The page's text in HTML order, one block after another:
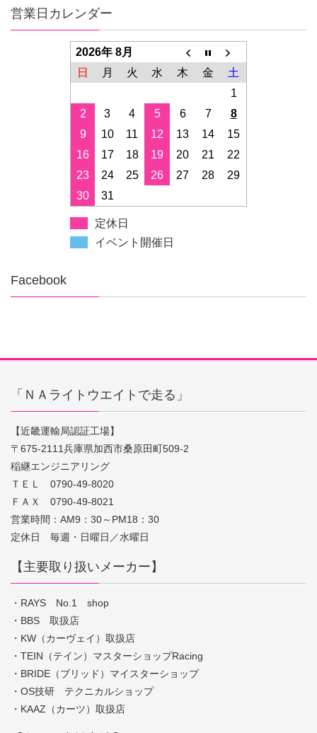
営業日カレンダー
2026年 8月
日
月 火 水 木 金
土
1
2
3 4 5 6 7
8
9
10 11 12 13 14
15
16
17 18 19 20 21
22
23
24 25 26 27 28
29
30
31
定休日
イベント開催日
Facebook
「ＮＡライトウエイトで走る」
【近畿運輸局認証工場】
〒675-2111兵庫県加西市桑原田町509-2
稲継エンジニアリング
ＴＥＬ 0790-49-8020
ＦＡＸ 0790-49-8021
営業時間：AM9：30～PM18：30
定休日 毎週・日曜日／水曜日
【主要取り扱いメーカー】
・RAYS No.1 shop
・BBS 取扱店
・KW（カーヴェイ）取扱店
・TEIN（テイン）マスターショップRacing
・BRIDE（ブリッド）マイスターショップ
・OS技研 テクニカルショップ
・KAAZ（カーツ）取扱店